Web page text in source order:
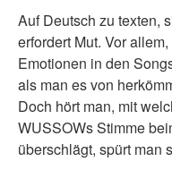
Auf Deutsch zu texten,
erfordert Mut. Vor
Emotionen in den
als man es von
Doch hört man, mit
WUSSOWs Stimme
überschlägt, spürt man